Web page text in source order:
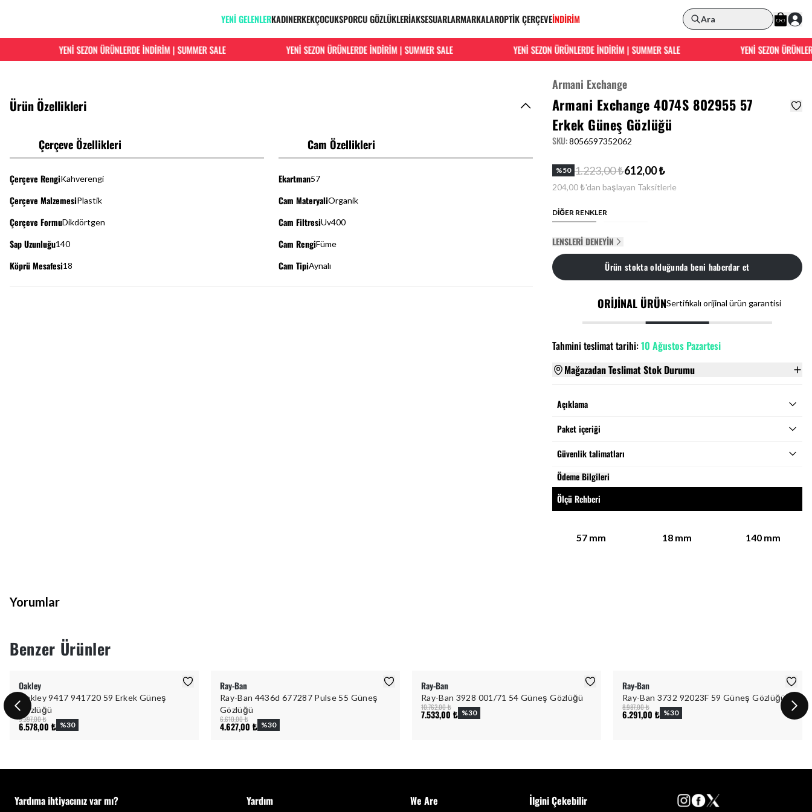
YENİ GELENLERKADINERKEKÇOCUKSPORCU GÖZLÜKLERİAKSESUARLARMARKALAROPTİK ÇERÇEVEİNDİRİM Ara
YENİ SEZON ÜRÜNLERDE İNDİRİM | SUMMER SALE YENİ SEZON ÜRÜNLERDE İNDİRİM | SUMMER SALE YENİ SEZON ÜRÜNLERDE İNDİRİM | SUMMER SALE YENİ SEZON
Ürün Özellikleri
Çerçeve Özellikleri
Çerçeve RengiKahverengi
Çerçeve MalzemesiPlastik
Çerçeve FormuDikdörtgen
Sap Uzunluğu140
Köprü Mesafesi18
Cam Özellikleri
Ekartman57
Cam MateryaliOrganik
Cam FiltresiUv400
Cam RengiFüme
Cam TipiAynalı
Armani Exchange
Armani Exchange 4074S 802955 57
Erkek Güneş Gözlüğü
SKU:8056597352062
%50 1.223,00 ₺612,00 ₺
204,00 ₺'dan başlayan Taksitlerle
DİĞER RENKLER
LENSLERI DENEYIN
Ürün stokta olduğunda beni haberdar et
ORİJİNAL ÜRÜNSertifikalı orijinal ürün garantisi
Tahmini teslimat tarihi:10 Ağustos Pazartesi
Mağazadan Teslimat Stok Durumu
Açıklama
Paket içeriği
Güvenlik talimatları
Ödeme Bilgileri
Ölçü Rehberi
57 mm 18 mm 140mm
Yorumlar
Benzer Ürünler
Oakley
Oakley 9417 941720 59 Erkek Güneş
Gözlüğü
9.397,00 ₺
6.578,00 ₺ %30
Ray-Ban
Ray-Ban 4436d 677287 Pulse 55 Güneş
Gözlüğü
6.610,00 ₺
4.627,00 ₺ %30
Ray-Ban
Ray-Ban 3928 001/71 54 Güneş Gözlüğü
10.762,00 ₺
7.533,00 ₺ %30
Ray-Ban
Ray-Ban 3732 92023F 59 Güneş Gözlüğü
8.987,00 ₺
6.291,00 ₺ %30
Yardıma ihtiyacınız var mı? Yardım We Are İlgini Çekebilir